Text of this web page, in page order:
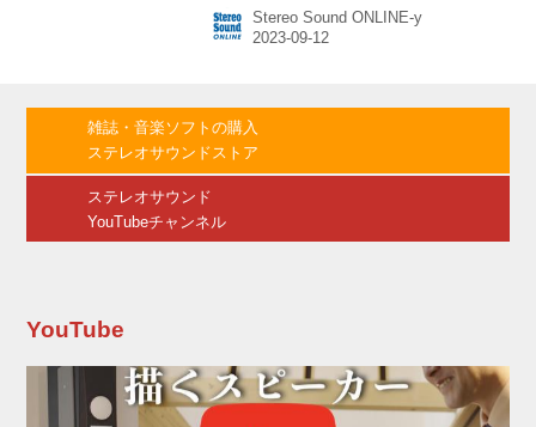
ランドを冠したゲーミングデバイスの新製品
で、上で紹介したように、肩乗せ式＝ネックタ
ザーからの要望に応え、大幅に改良・進化を遂
げているのが特徴となる（GN01は併売）。 ま
Stereo Sound ONLINE-y
雑誌・音楽ソフトの購入
ステレオサウンドストア
ステレオサウンド
YouTubeチャンネル
YouTube